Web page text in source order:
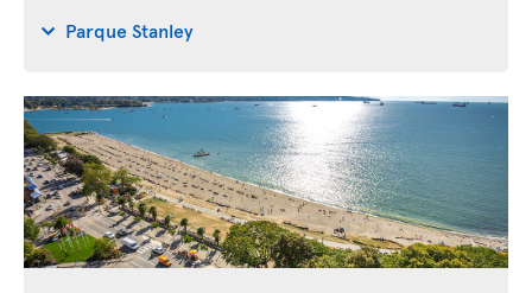
Parque Stanley